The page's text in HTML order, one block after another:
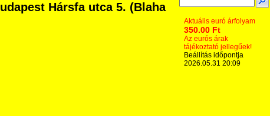
Hársfa utca 5. (Blaha
Aktuális euró árfolyam
350.00 Ft
Az eurós árak
tájékoztató jellegűek!
Beállítás időpontja
2026.05.31 20:09